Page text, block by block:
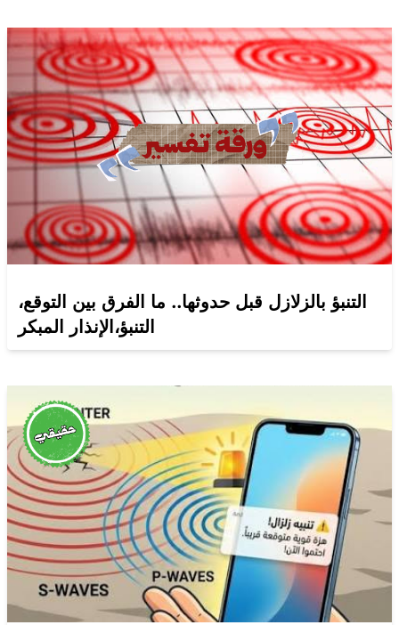
التنبؤ بالزلازل قبل حدوثها.. ما الفرق بين التوقع،
التنبؤ،الإنذار المبكر